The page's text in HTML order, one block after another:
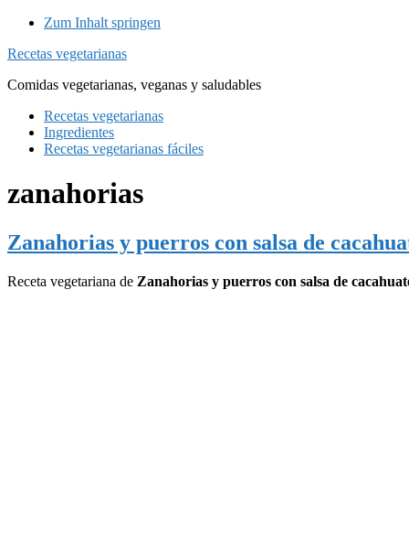
Zum Inhalt springen
Recetas vegetarianas
Comidas vegetarianas, veganas y saludables
Recetas vegetarianas
Ingredientes
Recetas vegetarianas fáciles
zanahorias
Zanahorias y puerros con salsa de
Receta vegetariana de Zanahorias y puerros con salsa de